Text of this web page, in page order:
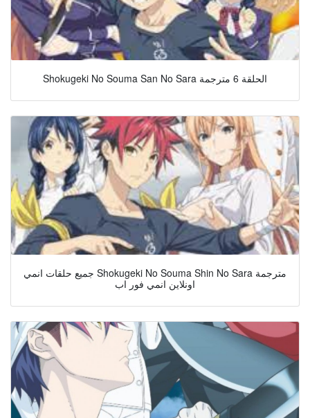
Shokugeki No Souma San No Sara الحلقة 6 مترجمة
جميع حلقات انمي Shokugeki No Souma Shin No Sara مترجمة
اونلاين انمي فور اب